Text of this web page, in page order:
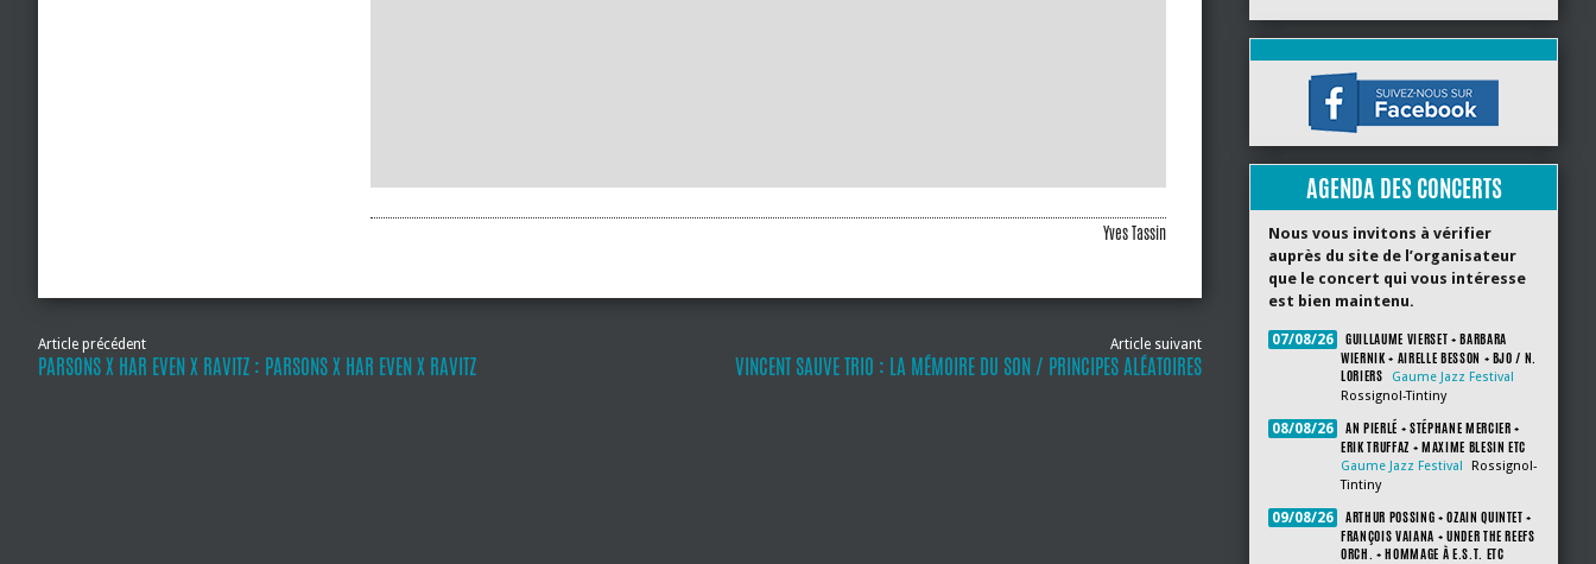
Yves Tassin
Article précédent
PARSONS X HAR EVEN X RAVITZ : PARSONS X HAR EVEN X RAVITZ
Article suivant
VINCENT SAUVE TRIO : LA MÉMOIRE DU SON / PRINCIPES ALÉATOIRES
AGENDA DES CONCERTS
Nous vous invitons à vérifier
auprès du site de l’organisateur
que le concert qui vous intéresse
est bien maintenu.
07/08/26
GUILLAUME VIERSET + BARBARA
WIERNIK + AIRELLE BESSON + BJO / N.
LORIERS
Gaume Jazz Festival
Rossignol-Tintiny
08/08/26
AN PIERLÉ + STÉPHANE MERCIER +
ERIK TRUFFAZ + MAXIME BLESIN ETC
Gaume Jazz Festival
Rossignol-
Tintiny
09/08/26
ARTHUR POSSING + OZAIN QUINTET +
FRANÇOIS VAIANA + UNDER THE REEFS
ORCH. + HOMMAGE À E.S.T. ETC